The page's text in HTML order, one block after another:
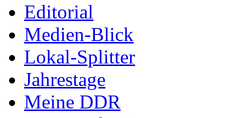
Editorial
Medien-Blick
Lokal-Splitter
Jahrestage
Meine DDR